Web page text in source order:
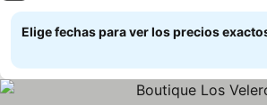
Elige fechas para ver los precios